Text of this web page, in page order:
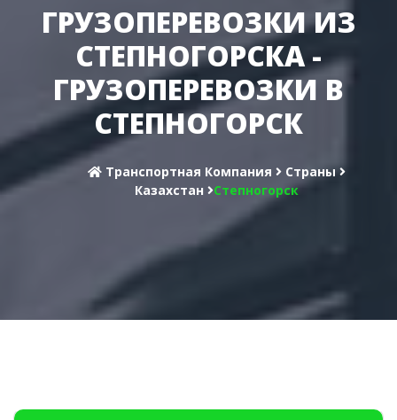
ГРУЗОПЕРЕВОЗКИ ИЗ
СТЕПНОГОРСКА -
ГРУЗОПЕРЕВОЗКИ В
СТЕПНОГОРСК
Транспортная Компания
Cтраны
Казахстан
Степногорск